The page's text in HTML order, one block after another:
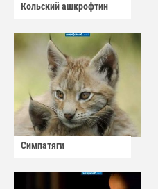
Кольский ашкрофтин
Симпатяги